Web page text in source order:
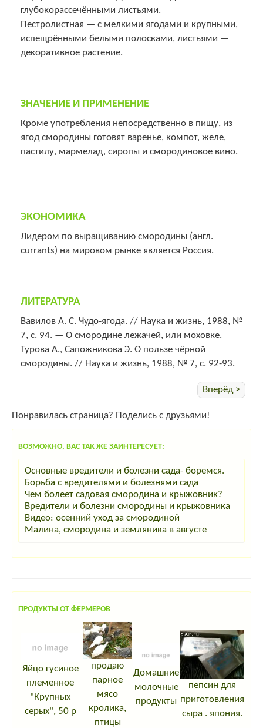
глубокорассечёнными листьями.
Пестролистная — с мелкими ягодами и крупными,
испещрёнными белыми полосками, листьями —
декоративное растение.
ЗНАЧЕНИЕ И ПРИМЕНЕНИЕ
Кроме употребления непосредственно в пищу, из
ягод смородины готовят варенье, компот, желе,
пастилу, мармелад, сиропы и смородиновое вино.
ЭКОНОМИКА
Лидером по выращиванию смородины (англ.
currants) на мировом рынке является Россия.
ЛИТЕРАТУРА
Вавилов А. С. Чудо-ягода. // Наука и жизнь, 1988, №
7, с. 94. — О смородине лежачей, или моховке.
Турова А., Сапожникова Э. О пользе чёрной
смородины. // Наука и жизнь, 1988, № 7, с. 92-93.
Вперёд >
Понравилась страница? Поделись с друзьями!
ВОЗМОЖНО, ВАС ТАК ЖЕ ЗАИНТЕРЕСУЕТ:
Основные вредители и болезни сада- боремся.
Борьба с вредителями и болезнями сада
Чем болеет садовая смородина и крыжовник?
Вредители и болезни смородины и крыжовника
Видео: осенний уход за смородиной
Малина, смородина и земляника в августе
ПРОДУКТЫ ОТ ФЕРМЕРОВ
Яйцо гусиное
племенное
"Крупных
серых", 50 р
продаю
парное
мясо
кролика,
птицы
Домашние
молочные
продукты
пепсин для
приготовления
сыра . япония.